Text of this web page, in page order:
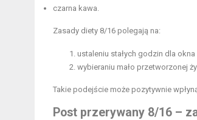
czarna kawa.
Zasady diety 8/16 polegają na:
ustaleniu stałych godzin dla
wybieraniu mało przetworzonej
Takie podejście może pozytywnie
Post przerywany 8/16 –